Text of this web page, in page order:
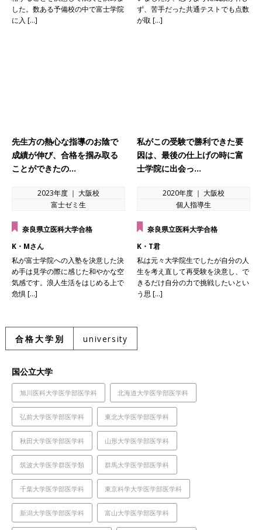
した。数ある予備校の中で富士学院
に入 […]
ず、苦手だった共通テストでも点数
が取 […]
先生方の熱心な指導のお陰で
成績が伸び、合格を掴み取る
ことができたの…
2023年度 ｜ 大阪校
富士ゼミ生
奈良県立医科大学合格
K・Mさん
私が富士学院への入塾を決意した決
め手は見学の際に感じた和やかな空
気感です。浪人生活をはじめる上で
危惧 […]
私がこの受験で勝利できた要
因は、最後の仕上げの時に富
士学院に出会っ…
2020年度 ｜ 大阪校
個人指導生
奈良県立医科大学合格
K・T君
私は元々大学院生でしたが自分の人
生を考え直して再受験を決意し、で
きるだけ自分の力で挑戦したいとい
う思 […]
合格大学別 university
国公立大学
旭川医科大学医学部医学科 北海道大学医学部医学科
弘前大学医学部医学科 東北大学医学部医学科
秋田大学医学部医学科 山形大学医学部医学科
筑波大学医学群医学類 群馬大学医学部医学科
千葉大学医学部医学科 東京科学大学医学部医学科
新潟大学医学部医学科 富山大学医学部医学科